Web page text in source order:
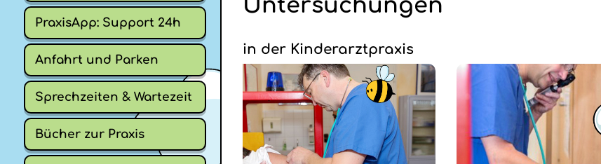
PraxisApp: Support 24h
Anfahrt und Parken
Sprechzeiten & Wartezeit
Bücher zur Praxis
Untersuchungen
in der Kinderarztpraxis